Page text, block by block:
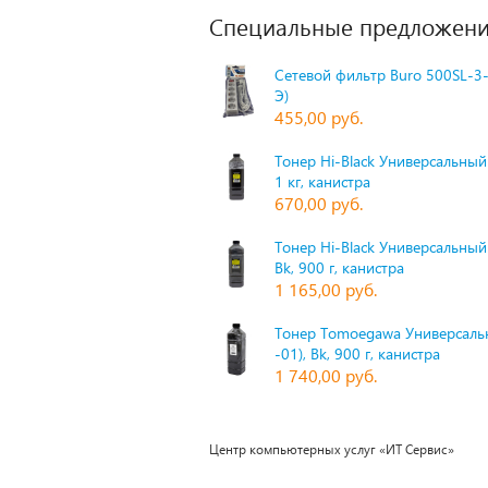
Специальные
Сетевой фильтр Buro 500SL-
Э)
455,00 руб.
Тонер Hi-Black
1 кг, канистра
670,00 руб.
Тонер Hi-Black
Bk, 900 г, канистра
1 165,00 руб.
Тонер Tomoegawa
-01), Bk, 900 г, канистра
1 740,00 руб.
Центр компьютерных услуг «ИТ Сервис»